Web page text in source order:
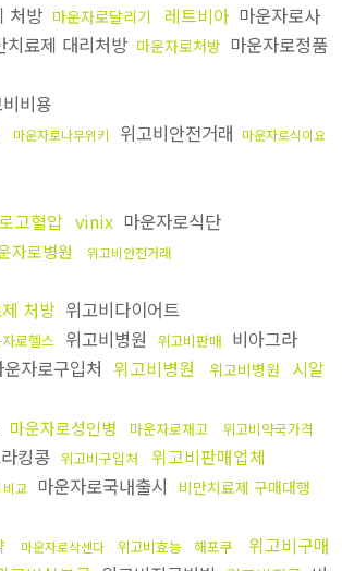
처방 마운자로달리기 레트비아 마운자로사
치료제 대리처방 마운자로처방 마운자로정품
비용
마운자로나무위키 위고비안전거래 마운자로식이요
고혈압 vinix 마운자로식단
자로병원
위고비안전거래
처방 위고비다이어트
로헬스 위고비병원 위고비판매 비아그라
운자로구입처 위고비병원 위고비병원
시알
마운자로성인병 마운자로재고
위고비약국가격
킹콩 위고비구입처 위고비판매업체
비교 마운자로국내출시 비만치료제 구매대행
마운자로삭센다 위고비효능 해포쿠
위고비구매